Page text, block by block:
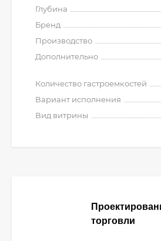
Глубина
Бренд
Производство
Дополнительно
Количество гастроемкостей
Вариант исполнения
Вид витрины
торговли